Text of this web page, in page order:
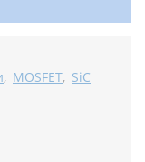
, MOSFET, SiC